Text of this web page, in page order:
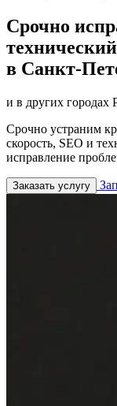
Срочно
в Санкт-
и в других
Срочно устраним
скорость, SEO и
исправление
Заказать услугу